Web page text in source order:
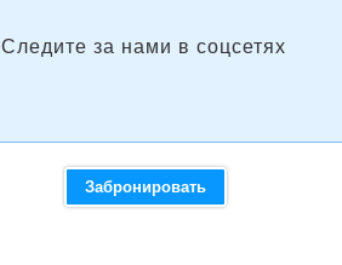
Следите за нами в соцсетях
Забронировать